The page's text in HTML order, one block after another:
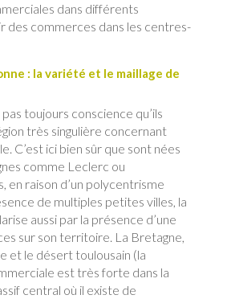
dans différents
des commerces dans les centres-
: la variété et le maillage de
toujours conscience qu’ils
très singulière concernant
C’est ici bien sûr que sont nées
comme Leclerc ou
en raison d’un polycentrisme
de multiples petites villes, la
aussi par la présence d’une
sur son territoire. La Bretagne,
et le désert toulousain (la
est très forte dans la
central où il existe de